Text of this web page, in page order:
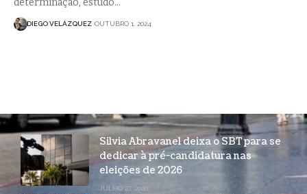
DIEGO VELÁZQUEZ OUTUBRO 1, 2024
Silvia Abravanel deixa o SBT para se
dedicar à pré-candidatura nas
eleições de 2026
JULHO 27, 2026